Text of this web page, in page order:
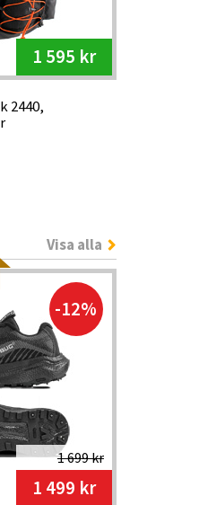
1 595 kr
2440,
Visa alla
-12%
1 699 kr
1 499 kr